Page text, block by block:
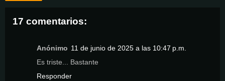
17 comentarios:
Anónimo 11 de junio de 2025 a las 10:47 p.m.
Es triste... Bastante
Responder